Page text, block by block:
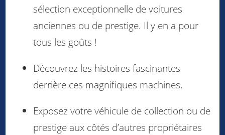
sélection exceptionnelle de voitures
anciennes ou de prestige. Il y en a pour
tous les goûts !
Découvrez les histoires fascinantes
derrière ces magnifiques machines.
Exposez votre véhicule de collection ou de
prestige aux côtés d’autres propriétaires